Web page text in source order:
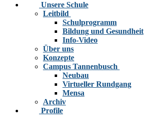
Unsere Schule
Leitbild
Schulprogramm
Bildung und Gesundheit
Info-Video
Über uns
Konzepte
Campus Tannenbusch
Neubau
Virtueller Rundgang
Mensa
Archiv
Profile